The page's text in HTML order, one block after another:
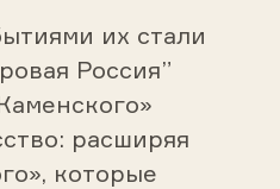
их стали
Россия”
расширяя
которые